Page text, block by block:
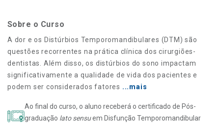
Sobre o Curso
A dor e os Distúrbios Temporomandibulares (DTM) são
questões recorrentes na prática clínica dos cirurgiões-
dentistas. Além disso, os distúrbios do sono impactam
significativamente a qualidade de vida dos pacientes e
podem ser considerados fatores ...mais
Ao final do curso, o aluno receberá o certificado de Pós-
graduação lato sensuem Disfunção Temporomandibular